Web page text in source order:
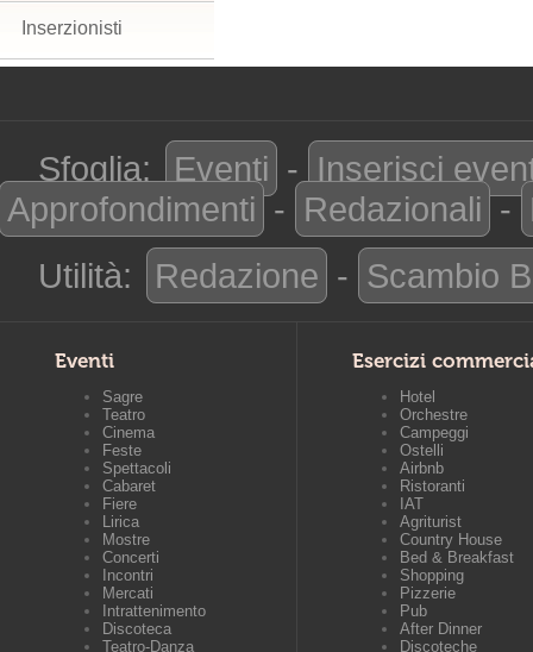
Inserzionisti
Sfoglia: Eventi - Inserisci
Approfondimenti - Redazionali -
Utilità:
Redazione - Scambio
Eventi
Sagre
Teatro
Cinema
Feste
Spettacoli
Cabaret
Fiere
Lirica
Mostre
Concerti
Incontri
Mercati
Intrattenimento
Discoteca
Teatro-Danza
Esercizi
Hotel
Orchestre
Campeggi
Ostelli
Airbnb
Ristoranti
IAT
Agriturist
Country House
Bed & Breakfast
Shopping
Pizzerie
Pub
After Dinner
Discoteche